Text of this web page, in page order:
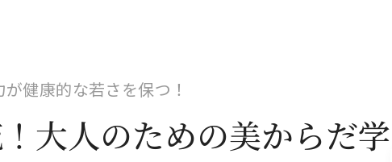
健康的な若さを保つ！
大人のための美からだ学